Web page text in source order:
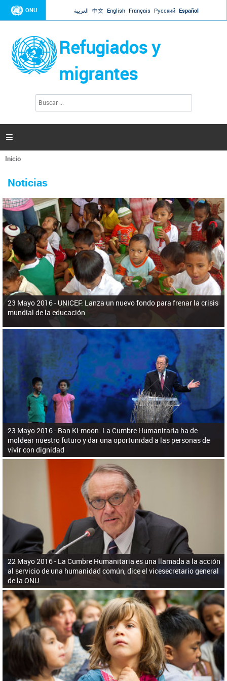
Jump to navigation
ONU العربية 中文 English Français Русский Español
Refugiados y
migrantes
l
d
e
b
ú
s
q
u
d
a
s

Se
usted
aquí
Inicio
Noticias
reforzar la ayuda humanitaria en Venezuela
El Secretario General ha respondido a la carta enviada por el presidente de la
Asamblea Nacional de Venezuela solicitando a Naciones Unidas que aumente
la ayuda humanitaria. Guerres ha reiterado que la ONU está lista para hacerlo,
pero necesita el consentimiento y la colaboración del Gobierno.
23 Mayo 2016 - UNICEF: Lanza un nuevo fondo para frenar la crisis
mundial de la educación
23 Mayo 2016 - Ban Ki-moon: La Cumbre Humanitaria ha de
moldear nuestro futuro y dar una oportunidad a las personas de
vivir con dignidad
22 Mayo 2016 - La Cumbre Humanitaria es una llamada a la acción
al servicio de una humanidad común, dice el vicesecretario general
de la ONU